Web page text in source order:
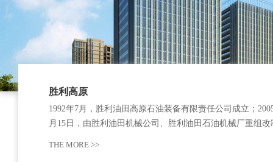
胜利高原
1992年7月，胜利油田高原石油装备有限责任公司成立；
月15日，由胜利油田机械公司、胜利油田石油机械厂重组改
THE MORE >>